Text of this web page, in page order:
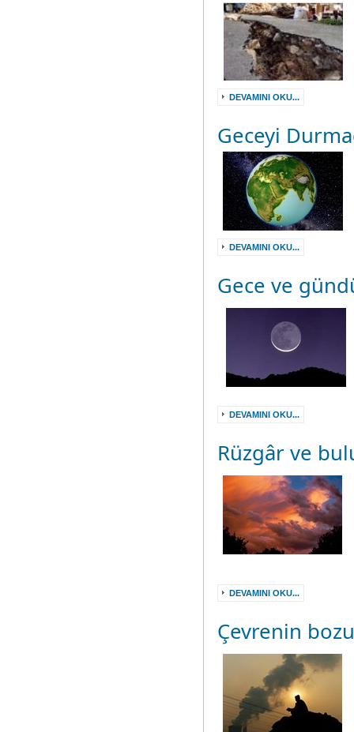
DEVAMINI OKU...
Geceyi
DEVAMINI OKU...
Gece ve
DEVAMINI OKU...
Rüzgâr ve
DEVAMINI OKU...
Çevrenin